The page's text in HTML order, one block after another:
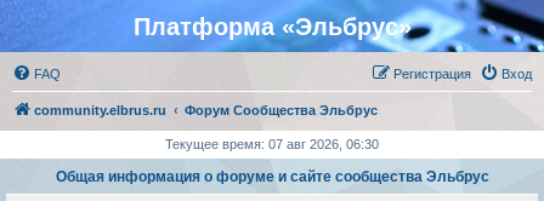
Платформа «Эльбрус»
FAQ Вход
Регистрация
community.elbrus.ru Форум Сообщества Эльбрус
Текущее время: 07 авг 2026, 06:30
Общая информация о форуме и сайте сообщества Эльбрус